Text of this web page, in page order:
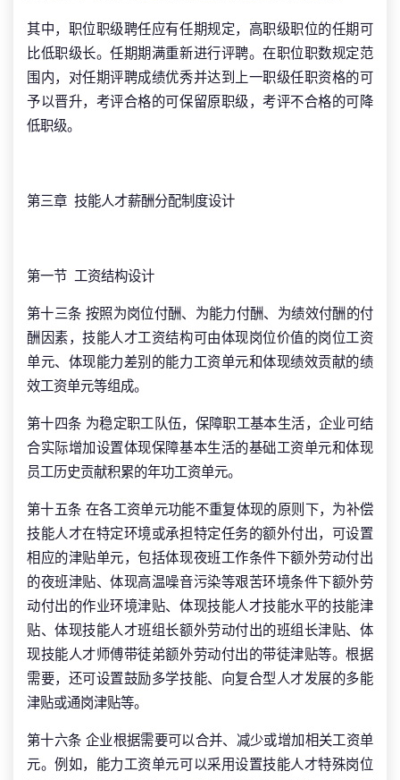
其中，职位职级聘任应有任期规定，高职级职位的任期可
比低职级长。任期期满重新进行评聘。在职位职数规定范
围内，对任期评聘成绩优秀并达到上一职级任职资格的可
予以晋升，考评合格的可保留原职级，考评不合格的可降
低职级。
第三章 技能人才薪酬分配制度设计
第一节 工资结构设计
第十三条 按照为岗位付酬、为能力付酬、为绩效付酬的付
酬因素，技能人才工资结构可由体现岗位价值的岗位工资
单元、体现能力差别的能力工资单元和体现绩效贡献的绩
效工资单元等组成。
第十四条 为稳定职工队伍，保障职工基本生活，企业可结
合实际增加设置体现保障基本生活的基础工资单元和体现
员工历史贡献积累的年功工资单元。
第十五条 在各工资单元功能不重复体现的原则下，为补偿
技能人才在特定环境或承担特定任务的额外付出，可设置
相应的津贴单元，包括体现夜班工作条件下额外劳动付出
的夜班津贴、体现高温噪音污染等艰苦环境条件下额外劳
动付出的作业环境津贴、体现技能人才技能水平的技能津
贴、体现技能人才班组长额外劳动付出的班组长津贴、体
现技能人才师傅带徒弟额外劳动付出的带徒津贴等。根据
需要，还可设置鼓励多学技能、向复合型人才发展的多能
津贴或通岗津贴等。
第十六条 企业根据需要可以合并、减少或增加相关工资单
元。例如，能力工资单元可以采用设置技能人才特殊岗位